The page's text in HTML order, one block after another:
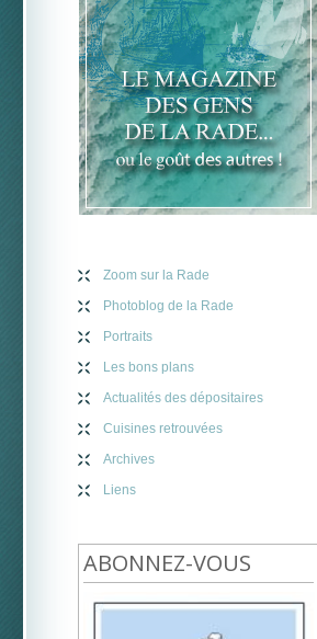
Zoom sur la Rade
Photoblog de la Rade
Portraits
Les bons plans
Actualités des dépositaires
Cuisines retrouvées
Archives
Liens
ABONNEZ-VOUS